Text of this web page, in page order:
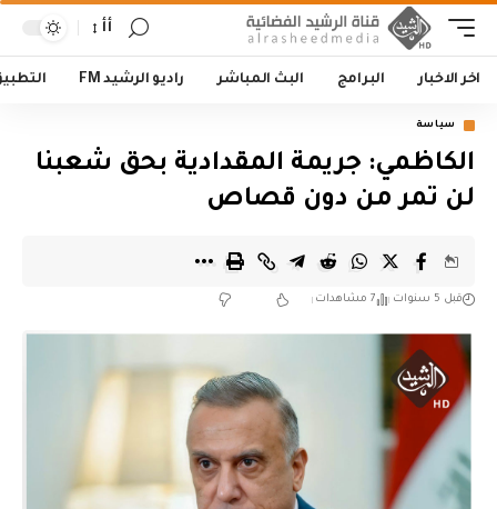
أأ
اخر الاخبار البرامج البث المباشر راديو الرشيد FM
سياسة
الكاظمي: جريمة المقدادية بحق شعبنا
لن تمر من دون قصاص
قبل 5 سنوات 7 مشاهدات